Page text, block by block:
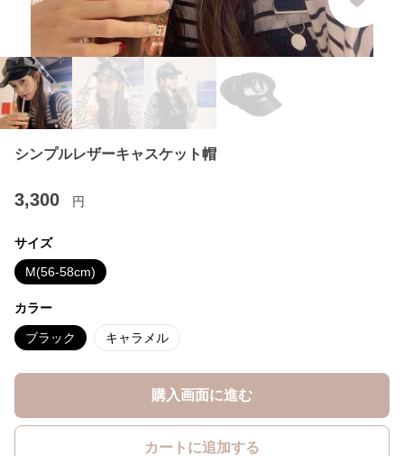
シンプルレザーキャスケット帽
3,300 円
サイズ
M(56-58cm)
カラー
ブラック キャラメル
購入画面に進む
カートに追加する